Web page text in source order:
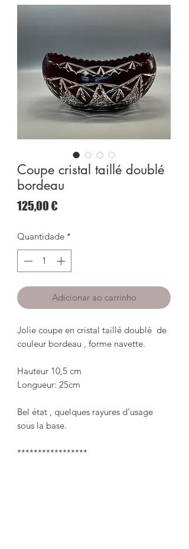
Coupe cristal taillé doublé
bordeau
125,00 €
Quantidade *
Adicionar ao carrinho
Jolie coupe en cristal taillé doublé  de
couleur bordeau , forme navette.
Hauteur 10,5 cm
Longueur: 25cm
Bel état , quelques rayures d’usage
sous la base.
*****************